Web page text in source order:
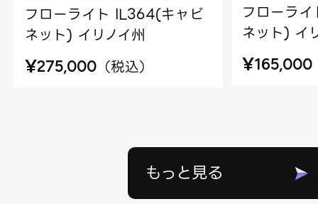
フローライト IL364(キャビ
ネット) イリノイ州
¥275,000 （税込）
フローラ
ネット) イ
¥165,000
もっと見る